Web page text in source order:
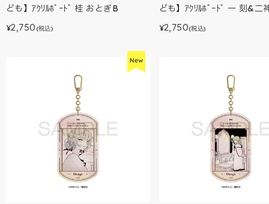
ども】ｱｸﾘﾙﾎﾞｰﾄﾞ 桂 おとぎB
¥2,750 (税込)
ども】ｱｸﾘﾙﾎﾞｰﾄﾞ 一 刻&二
¥2,750(税込)